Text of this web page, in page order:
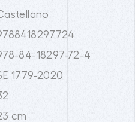
84-18297-72-4
1779-2020
cm